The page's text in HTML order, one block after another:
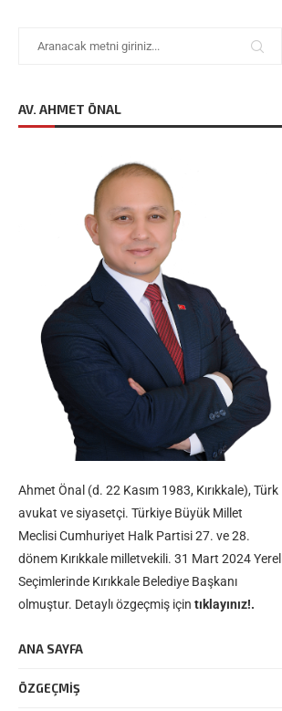
AV. AHMET ÖNAL
Ahmet Önal (d. 22 Kasım 1983, Kırıkkale), Türk
avukat ve siyasetçi. Türkiye Büyük Millet
Meclisi Cumhuriyet Halk Partisi 27. ve 28.
dönem Kırıkkale milletvekili. 31 Mart 2024 Yerel
Seçimlerinde Kırıkkale Belediye Başkanı
olmuştur. Detaylı özgeçmiş için tıklayınız!.
ANA SAYFA
ÖZGEÇMIŞ